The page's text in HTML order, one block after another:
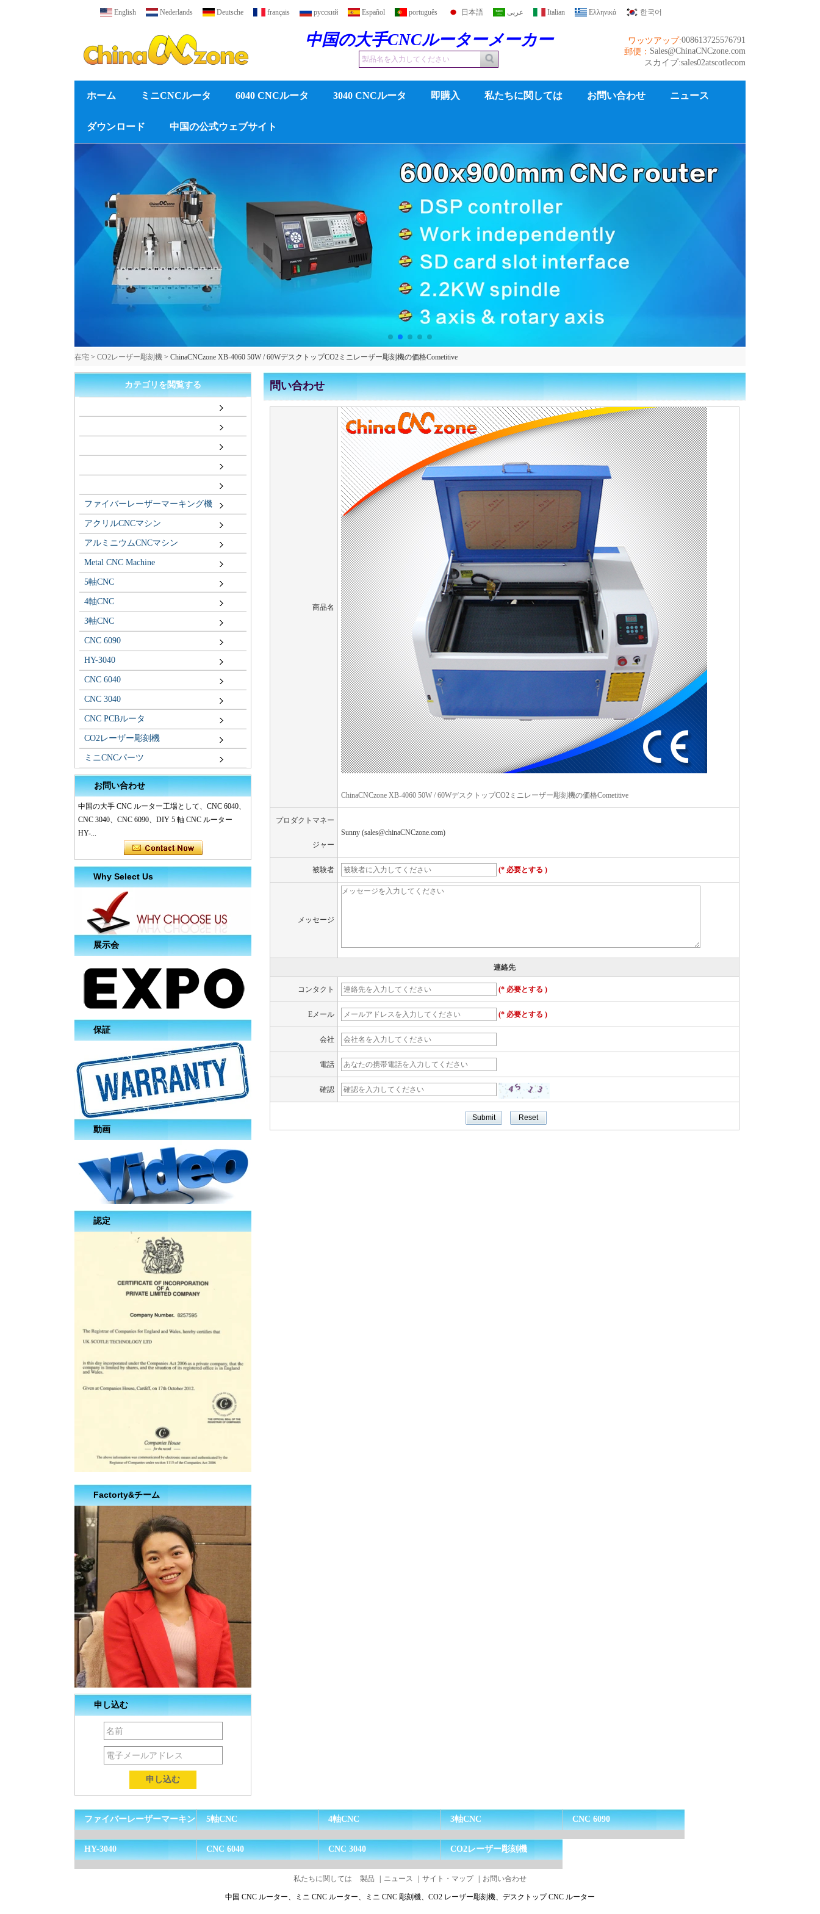
English Nederlands Deutsche français русский Español português 日本語 عربى Italian Ελληνικά 한국어
中国の大手CNCルーターメーカー 008613725576791
ワッツアップ:
Sales@ChinaCNCzone.com
郵便：
スカイプ:sales02atscotlecom
ホーム ミニCNCルータ 6040 CNCルータ 3040 CNCルータ 即購入 私たちに関しては お問い合わせ ニュース
ダウンロード 中国の公式ウェブサイト
在宅 > CO2レーザー彫刻機 > ChinaCNCzone XB-4060 50W / 60WデスクトップCO2ミニレーザー彫刻機の価格Cometitive
カテゴリを閲覧する
ファイバーレーザーマーキング機
アクリルCNCマシン
アルミニウムCNCマシン
Metal CNC Machine
5軸CNC
4軸CNC
3軸CNC
CNC 6090
HY-3040
CNC 6040
CNC 3040
CNC PCBルータ
CO2レーザー彫刻機
ミニCNCパーツ
お問い合わせ
中国の大手 CNC ルーター工場として、CNC 6040、
CNC 3040、CNC 6090、DIY 5 軸 CNC ルーター
HY-...
Why Select Us
展示会
保証
動画
認定
Factorty&チーム
申し込む
問い合わせ
商品名
ChinaCNCzone XB-4060 50W / 60WデスクトップCO2ミニレーザー彫刻機の価格Cometitive
プロダクトマネー
ジャー
Sunny (sales@chinaCNCzone.com)
被験者 (* 必要とする )
メッセージ
連絡先
コンタクト (* 必要とする )
Eメール (* 必要とする )
会社
電話
確認
ファイバーレーザーマーキン
グ機
5軸CNC 4軸CNC 3軸CNC CNC 6090
HY-3040 CNC 6040 CNC 3040 CO2レーザー彫刻機
私たちに関しては 製品 ニュース サイト・マップ お問い合わせ
中国 CNC ルーター、ミニ CNC ルーター、ミニ CNC 彫刻機、CO2 レーザー彫刻機、デスクトップ CNC ルーター